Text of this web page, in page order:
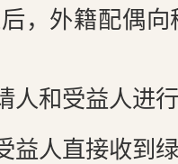
，外籍配偶
人和受益人进
益人直接收到